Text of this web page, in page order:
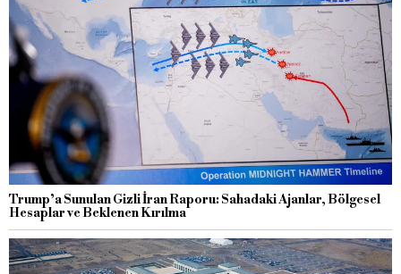
Trump’a Sunulan Gizli İran Raporu: Sahadaki Ajanlar, Bölgesel
Hesaplar ve Beklenen Kırılma